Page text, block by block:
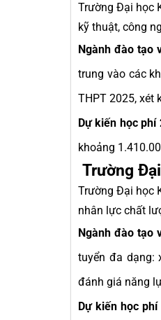
Trường Đại học
kỹ thuật, công
Ngành đào tạo
trung vào các
THPT 2025, xét
Dự kiến học phí
khoảng
Trường
Trường Đại học
nhân lực chất
Ngành đào tạo
tuyển đa dạng:
đánh giá năng
Dự kiến học